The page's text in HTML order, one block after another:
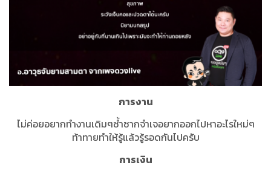
การงาน
ไม่ค่อยอยากทำงานเดิมๆซ้ำซากจำเจอยากออกไปหาอะไรใหม่ๆ
ท้าทายทำให้รู้แล้วรู้รอดกันไปครับ
การเงิน